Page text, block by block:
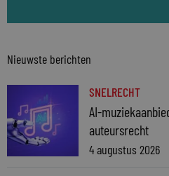
Nieuwste berichten
SNELRECHT
AI-
auteursrecht
4 augustus 2026